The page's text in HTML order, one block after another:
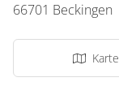
66701 Beckingen
Karte